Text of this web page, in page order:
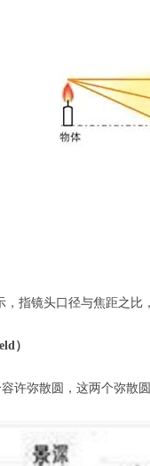
指镜头口径与焦距之比
）
许弥散圆，这两个弥散